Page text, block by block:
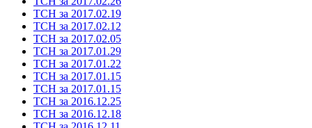
ТСН за 2017.02.19
ТСН за 2017.02.12
ТСН за 2017.02.05
ТСН за 2017.01.29
ТСН за 2017.01.22
ТСН за 2017.01.15
ТСН за 2017.01.15
ТСН за 2016.12.25
ТСН за 2016.12.18